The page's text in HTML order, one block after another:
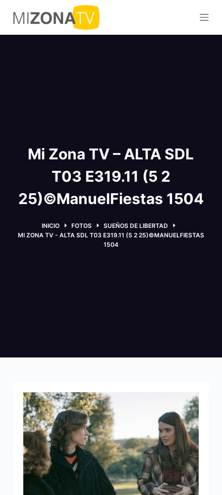
S
a
l
Mi Zona TV – ALTA SDL
T03 E319.11 (5 2
25)©ManuelFiestas 1504
INICIO FOTOS
SUEÑOS DE LIBERTAD
MI ZONA TV - ALTA SDL T03 E319.11 (5 2 25)©MANUELFIESTAS
1504